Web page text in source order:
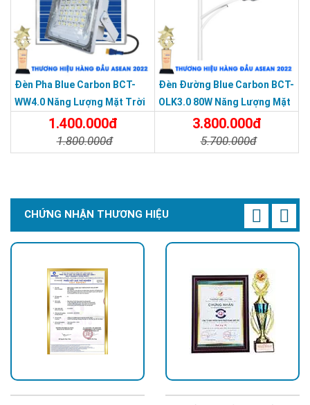
Đèn Pha Blue Carbon BCT-
WW4.0 Năng Lượng Mặt Trời
LD-300W1.400.000đ
1.800.000đ
Đèn Đường Blue Carbon BCT-
OLK3.0 80W Năng Lượng Mặt
3.800.000đ
5.700.000đ
CHỨNG NHẬN THƯƠNG HIỆU